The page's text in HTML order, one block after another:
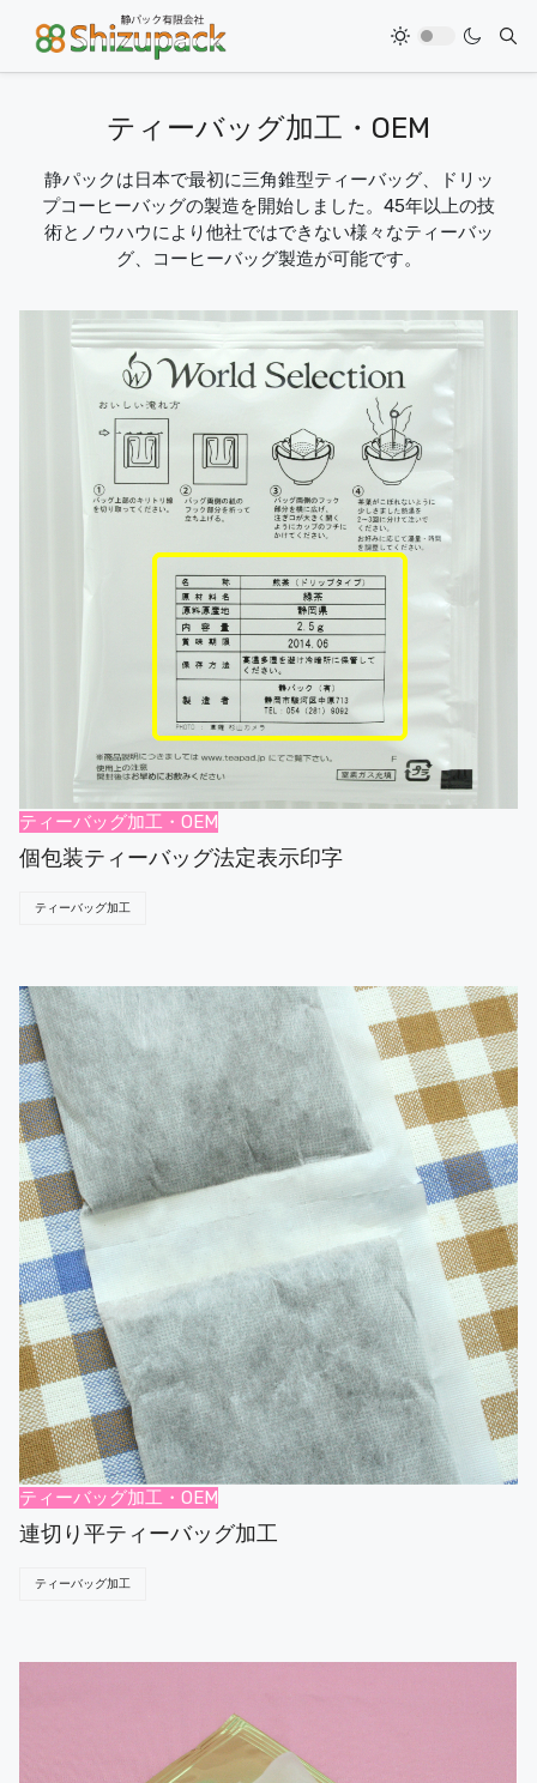
ティーバッグ加工・OEM
静パックは日本で最初に三角錐型ティーバッグ、ドリッ
プコーヒーバッグの製造を開始しました。45年以上の技
術とノウハウにより他社ではできない様々なティーバッ
グ、コーヒーバッグ製造が可能です。
ティーバッグ加工・OEM
個包装ティーバッグ法定表示印字
ティーバッグ加工
ティーバッグ加工・OEM
連切り平ティーバッグ加工
ティーバッグ加工